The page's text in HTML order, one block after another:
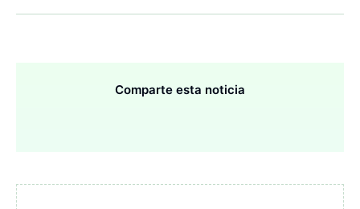
Comparte esta noticia